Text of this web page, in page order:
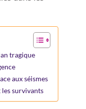
tragique
aux séismes
les survivants